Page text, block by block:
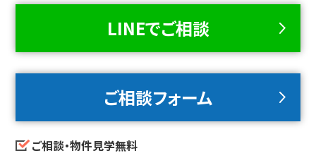
LINEでご相談
ご相談フォーム
ご相談・物件見学無料